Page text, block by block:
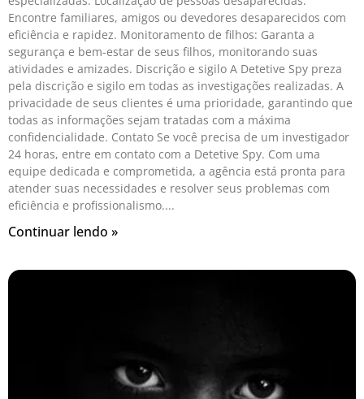
Encontre familiares, amigos ou devedores desaparecidos com
eficiência e rapidez. Monitoramento de filhos: Garanta a
segurança e bem-estar de seus filhos, monitorando suas
atividades e amizades. Discrição e sigilo A Detetive Spy preza
pela discrição e sigilo em todas as investigações realizadas. A
privacidade de seus clientes é uma prioridade, garantindo que
todas as informações sejam tratadas com a máxima
confidencialidade. Contato Se você precisa de um investigador
24 horas, entre em contato com a Detetive Spy. Com uma
equipe dedicada e comprometida, a agência está pronta para
atender suas necessidades e resolver seus problemas com
eficiência e profissionalismo.
Continuar lendo »